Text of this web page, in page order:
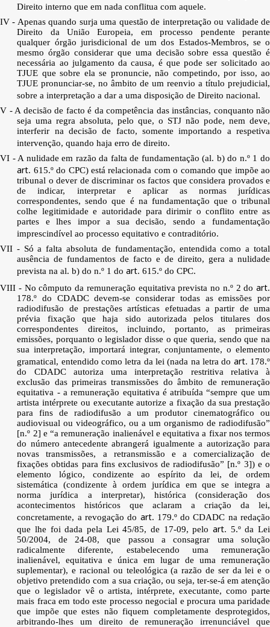
Direito interno que em nada conflitua com aquele.
IV - Apenas quando surja uma questão de interpretação ou validade de
Direito da União Europeia, em processo pendente perante
qualquer órgão jurisdicional de um dos Estados-Membros, se o
mesmo órgão considerar que uma decisão sobre essa questão é
necessária ao julgamento da causa, é que pode ser solicitado ao
TJUE que sobre ela se pronuncie, não competindo, por isso, ao
TJUE pronunciar-se, no âmbito de um reenvio a título prejudicial,
sobre a interpretação a dar a uma disposição de Direito nacional.
V - A decisão de facto é da competência das instâncias, conquanto não
seja uma regra absoluta, pelo que, o STJ não pode, nem deve,
interferir na decisão de facto, somente importando a respetiva
intervenção, quando haja erro de direito.
VI - A nulidade em razão da falta de fundamentação (al. b) do n.º 1 do
art. 615.º do CPC) está relacionada com o comando que impõe ao
tribunal o dever de discriminar os factos que considera provados e
de indicar, interpretar e aplicar as normas jurídicas
correspondentes, sendo que é na fundamentação que o tribunal
colhe legitimidade e autoridade para dirimir o conflito entre as
partes e lhes impor a sua decisão, sendo a fundamentação
imprescindível ao processo equitativo e contraditório.
VII - Só a falta absoluta de fundamentação, entendida como a total
ausência de fundamentos de facto e de direito, gera a nulidade
prevista na al. b) do n.º 1 doart. 615.º do CPC.
VIII - No cômputo da remuneração equitativa prevista no n.º 2 do art.
178.º do CDADC devem-se considerar todas as emissões por
radiodifusão de prestações artísticas efetuadas a partir de uma
prévia fixação que haja sido autorizada pelos titulares dos
correspondentes direitos, incluindo, portanto, as primeiras
emissões, porquanto o legislador disse o que queria, sendo que na
sua interpretação, importará integrar, conjuntamente, o elemento
gramatical, entendido como letra da lei (nada na letra do art. 178.º
do CDADC autoriza uma interpretação restritiva relativa à
exclusão das primeiras transmissões do âmbito de remuneração
equitativa - a remuneração equitativa é atribuída “sempre que um
artista intérprete ou executante autorize a fixação da sua prestação
para fins de radiodifusão a um produtor cinematográfico ou
audiovisual ou videográfico, ou a um organismo de radiodifusão”
[n.º 2] e “a remuneração inalienável e equitativa a fixar nos termos
do número antecedente abrangerá igualmente a autorização para
novas transmissões, a retransmissão e a comercialização de
fixações obtidas para fins exclusivos de radiodifusão” [n.º 3]) e o
elemento lógico, condizente ao espírito da lei, de ordem
sistemática (condizente à ordem jurídica em que se integra a
norma jurídica a interpretar), histórica (consideração dos
acontecimentos históricos que aclaram a criação da lei,
concretamente, a revogação do art. 179.º do CDADC na redação
que lhe foi dada pela Lei 45/85, de 17-09, pelo art. 5.º da Lei
50/2004, de 24-08, que passou a consagrar uma solução
radicalmente diferente, estabelecendo uma remuneração
inalienável, equitativa e única em lugar de uma remuneração
suplementar), e racional ou teleológica (a razão de ser da lei e o
objetivo pretendido com a sua criação, ou seja, ter-se-á em atenção
que o legislador vê o artista, intérprete, executante, como parte
mais fraca em todo este processo negocial e procura uma paridade
que impõe que estes não fiquem completamente desprotegidos,
arbitrando-lhes um direito de remuneração irrenunciável que